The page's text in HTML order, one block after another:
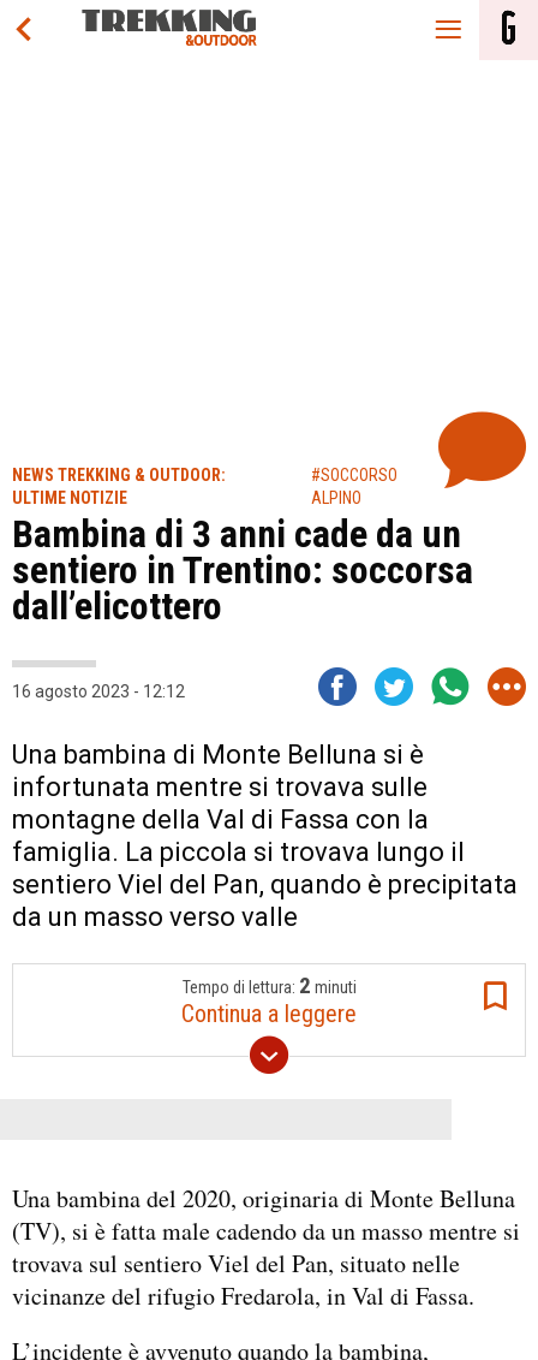
NEWS TREKKING & OUTDOOR:
ULTIME NOTIZIE
#SOCCORSO
ALPINO
Bambina di 3 anni cade da un
sentiero in Trentino: soccorsa
dall’elicottero
16 agosto 2023 - 12:12
Una bambina di Monte Belluna si è
infortunata mentre si trovava sulle
montagne della Val di Fassa con la
famiglia. La piccola si trovava lungo il
sentiero Viel del Pan, quando è precipitata
da un masso verso valle
Tempo di lettura: 2 minuti
Continua a leggere
Una bambina del 2020, originaria di Monte Belluna
(TV), si è fatta male cadendo da un masso mentre si
trovava sul sentiero Viel del Pan, situato nelle
vicinanze del rifugio Fredarola, in Val di Fassa.
L’incidente è avvenuto quando la bambina,